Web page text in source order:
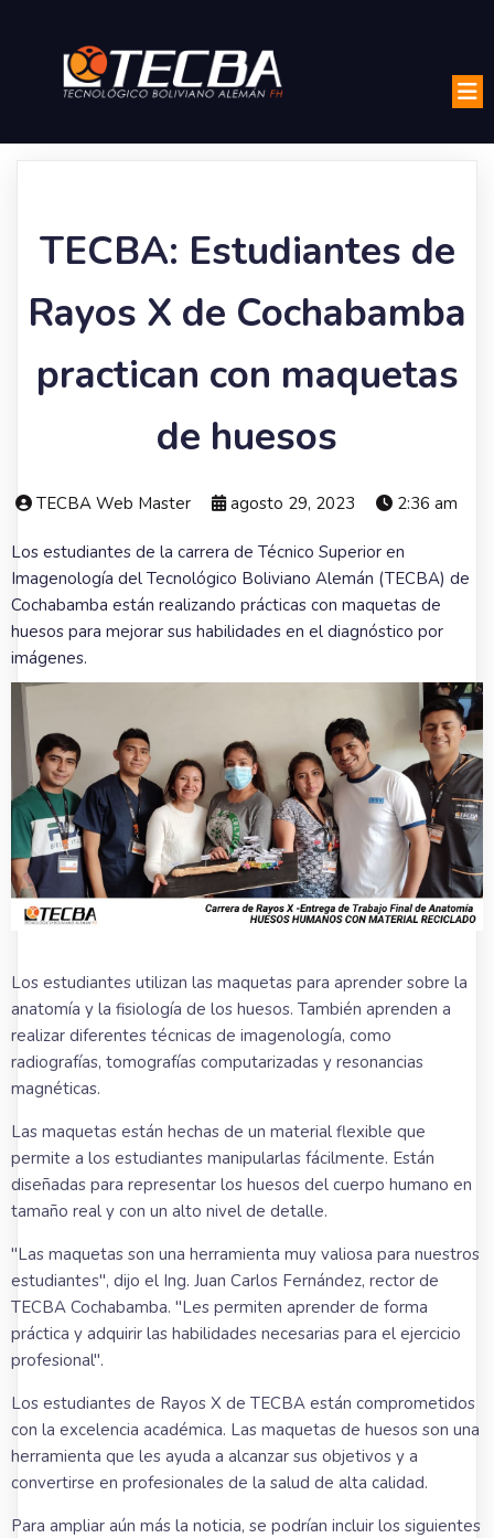
TECBA: Estudiantes de
Rayos X de Cochabamba
practican con maquetas
de huesos
TECBA Web Master agosto 29, 2023 2:36 am
Los estudiantes de la carrera de Técnico Superior en
Imagenología del Tecnológico Boliviano Alemán (TECBA) de
Cochabamba están realizando prácticas con maquetas de
huesos para mejorar sus habilidades en el diagnóstico por
imágenes.
Los estudiantes utilizan las maquetas para aprender sobre la
anatomía y la fisiología de los huesos. También aprenden a
realizar diferentes técnicas de imagenología, como
radiografías, tomografías computarizadas y resonancias
magnéticas.
Las maquetas están hechas de un material flexible que
permite a los estudiantes manipularlas fácilmente. Están
diseñadas para representar los huesos del cuerpo humano en
tamaño real y con un alto nivel de detalle.
"Las maquetas son una herramienta muy valiosa para nuestros
estudiantes", dijo el Ing. Juan Carlos Fernández, rector de
TECBA Cochabamba. "Les permiten aprender de forma
práctica y adquirir las habilidades necesarias para el ejercicio
profesional".
Los estudiantes de Rayos X de TECBA están comprometidos
con la excelencia académica. Las maquetas de huesos son una
herramienta que les ayuda a alcanzar sus objetivos y a
convertirse en profesionales de la salud de alta calidad.
Para ampliar aún más la noticia, se podrían incluir los siguientes